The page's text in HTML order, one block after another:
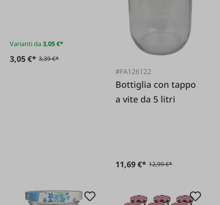
Varianti da3,05 €*
3,05 €* 3,39 €*
#FA126122
Bottiglia con tappo
a vite da 5 litri
11,69 €* 12,99 €*